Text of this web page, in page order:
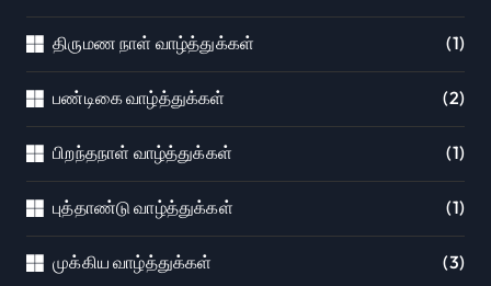
திருமண நாள் வாழ்த்துக்கள் (1)
பண்டிகை வாழ்த்துக்கள் (2)
பிறந்தநாள் வாழ்த்துக்கள் (1)
புத்தாண்டு வாழ்த்துக்கள் (1)
முக்கிய வாழ்த்துக்கள் (3)